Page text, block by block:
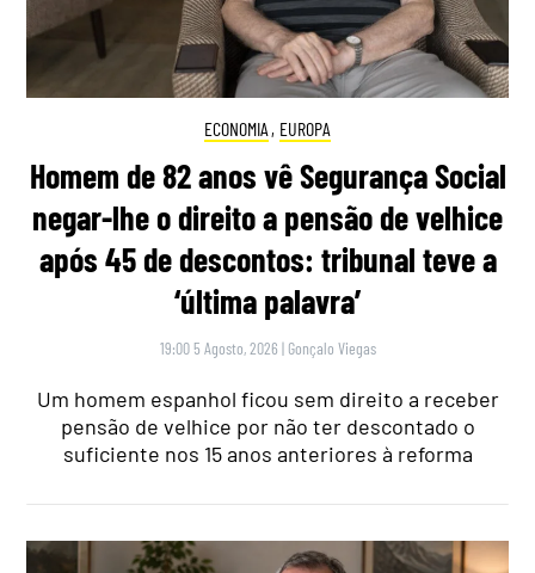
ECONOMIA , EUROPA
Homem de 82 anos vê Segurança Social
negar-lhe o direito a pensão de velhice
após 45 de descontos: tribunal teve a
‘última palavra’
19:00 5 Agosto, 2026 | Gonçalo Viegas
Um homem espanhol ficou sem direito a receber
pensão de velhice por não ter descontado o
suficiente nos 15 anos anteriores à reforma